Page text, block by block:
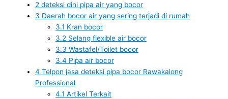
2 deteksi dini pipa air yang bocor
3 Daerah bocor air yang sering terjadi di rumah
3.1 Kran bocor
3.2 Selang flexible air bocor
3.3 Wastafel/Toilet bocor
3.4 Pipa air bocor
4 Telpon jasa deteksi pipa bocor Rawakalong
Professional
4.1 Artikel Terkait